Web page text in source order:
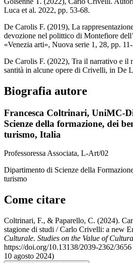
Luca et al. 2022, pp. 53-68.
De Carolis F. (2019), La
devozione nel polittico di Montefiore
«Venezia arti», Nuova serie 1, 28, pp.
De Carolis F. (2022), Tra il narrativo e il
santità in alcune opere di Crivelli, in De
Biografia autore
Francesca Coltrinari, UniMC-
Scienze della formazione, dei
turismo, Italia
Professoressa Associata, L-Art/02
Dipartimento di Scienze della
turismo
Come citare
Coltrinari, F., & Paparello, C. (2024).
stagione di studi / Carlo Crivelli: a new
Culturale. Studies on the Value of
https://doi.org/10.13138/2039-2362/
10 agosto 2024)